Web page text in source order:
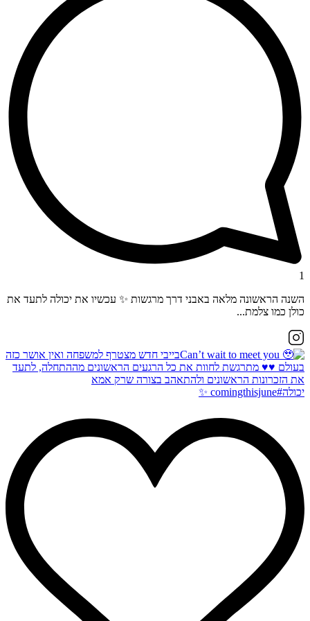
1
השנה הראשונה מלאה באבני דרך מרגשות ✨ עכשיו את יכולה לתעד את
כולן כמו צלמת...